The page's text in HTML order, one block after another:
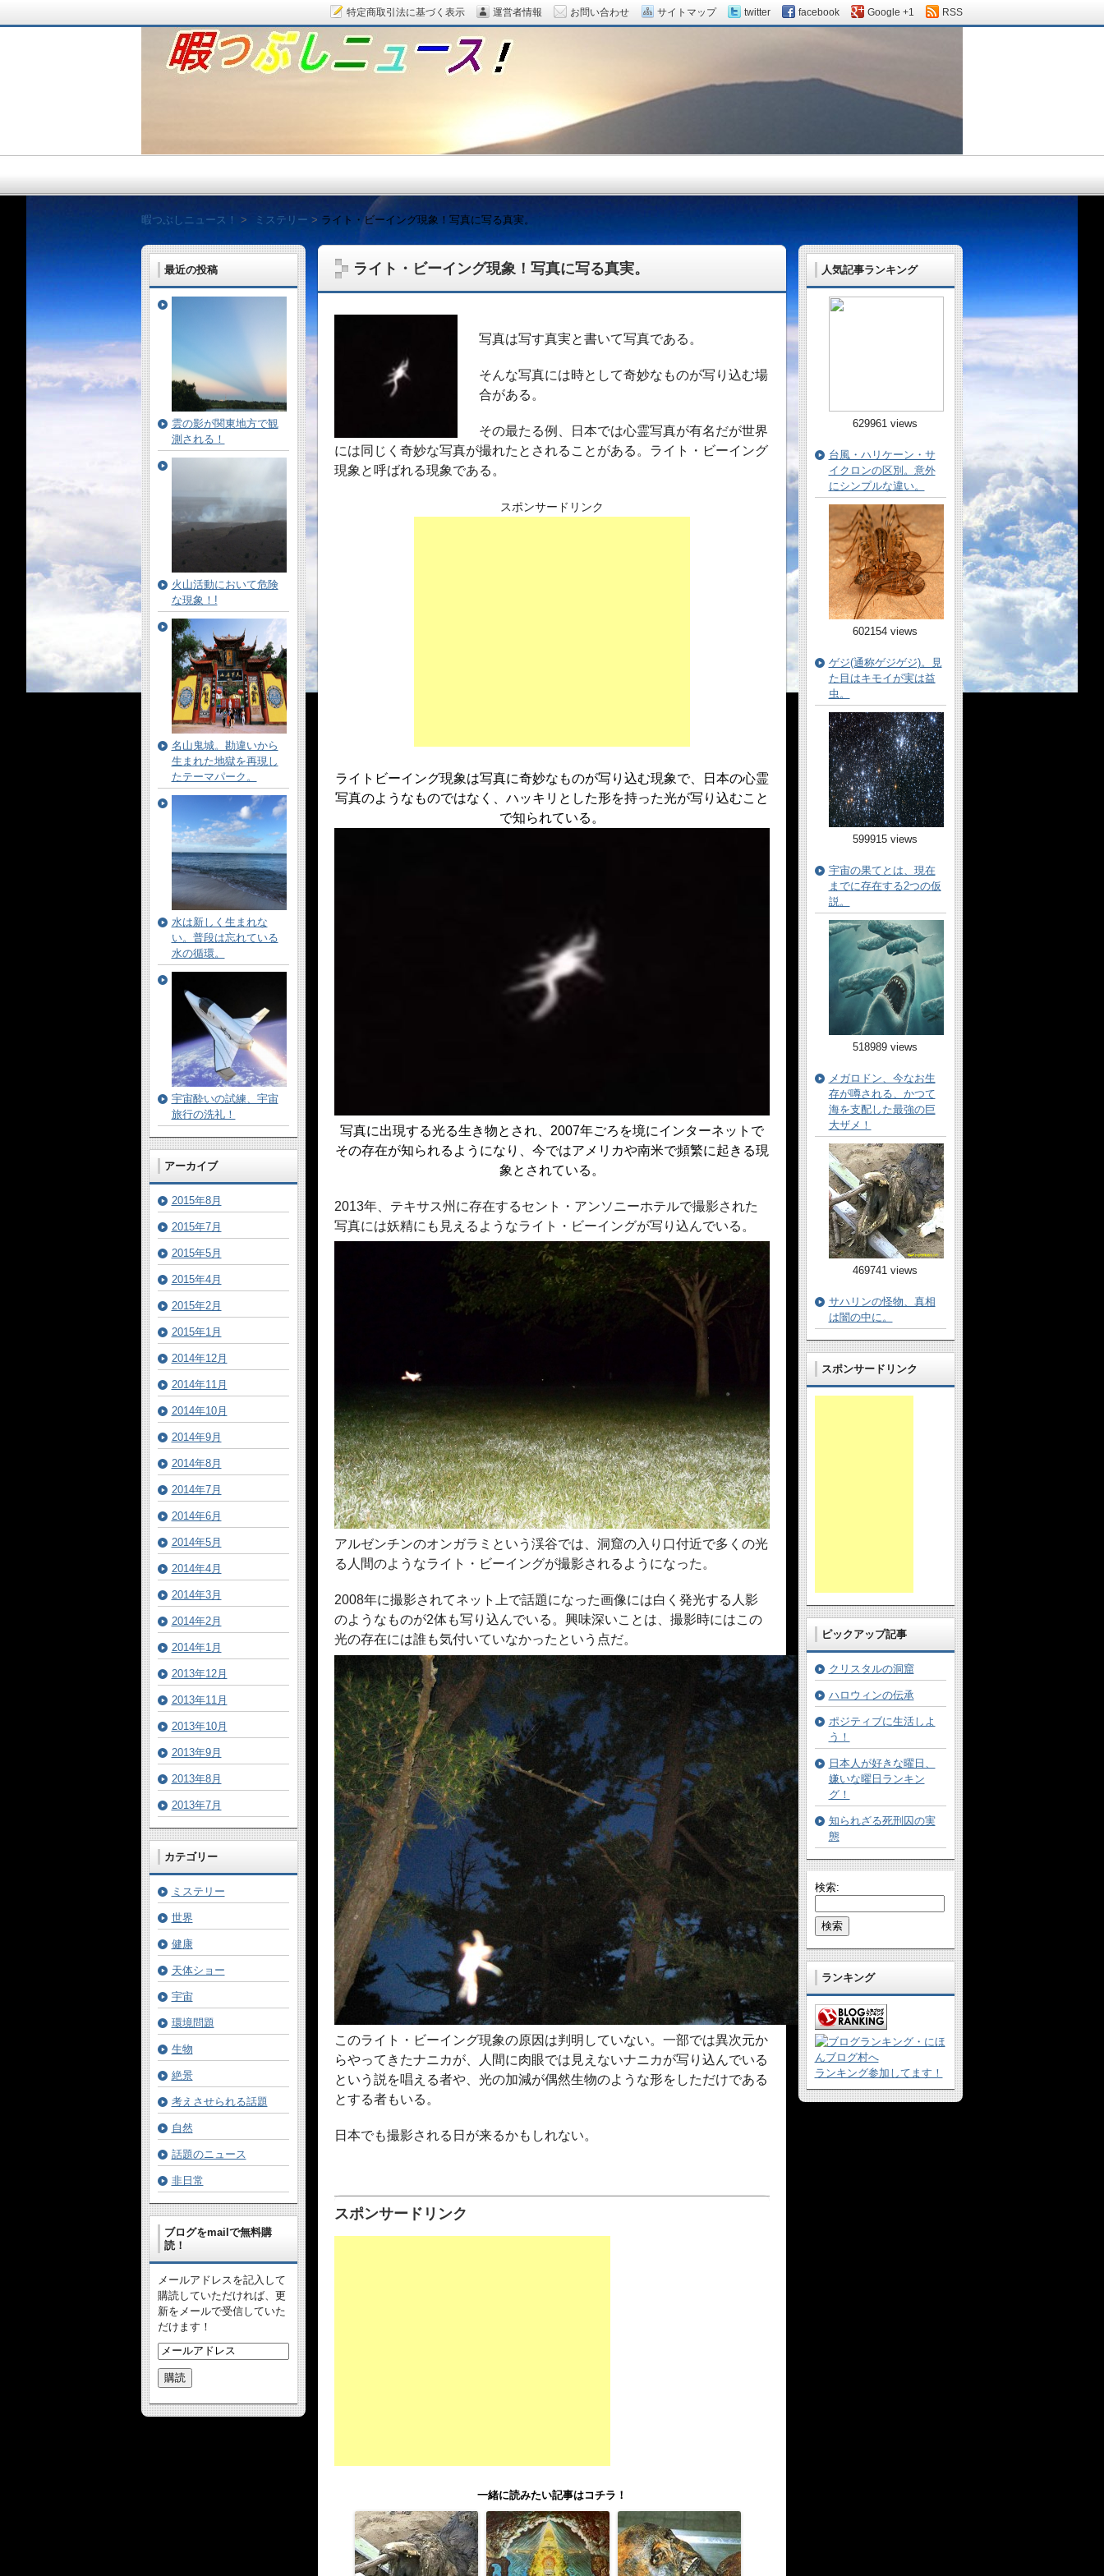
ライト・ビーイング現象！写真に写る真実。
写真は写す真実と書いて写真である。
そんな写真には時として奇妙なものが写り込む場
合がある。
その最たる例、日本では心霊写真が有名だが世界
には同じく奇妙な写真が撮れたとされることがある。ライト・ビーイング
現象と呼ばれる現象である。
スポンサードリンク
ライトビーイング現象は写真に奇妙なものが写り込む現象で、日本の心霊
写真のようなものではなく、ハッキリとした形を持った光が写り込むこと
で知られている。
写真に出現する光る生き物とされ、2007年ごろを境にインターネットで
その存在が知られるようになり、今ではアメリカや南米で頻繁に起きる現
象とされている。
2013年、テキサス州に存在するセント・アンソニーホテルで撮影された
写真には妖精にも見えるようなライト・ビーイングが写り込んでいる。
アルゼンチンのオンガラミという渓谷では、洞窟の入り口付近で多くの光
る人間のようなライト・ビーイングが撮影されるようになった。
2008年に撮影されてネット上で話題になった画像には白く発光する人影
のようなものが2体も写り込んでいる。興味深いことは、撮影時にはこの
光の存在には誰も気付いていなかったという点だ。
このライト・ビーイング現象の原因は判明していない。一部では異次元か
らやってきたナニカが、人間に肉眼では見えないナニカが写り込んでいる
という説を唱える者や、光の加減が偶然生物のような形をしただけである
とする者もいる。
日本でも撮影される日が来るかもしれない。
スポンサードリンク
一緒に読みたい記事はコチラ！
最近の投稿
雲の影が関東地方で観
測される！
火山活動において危険
な現象！!
名山鬼城。勘違いから
生まれた地獄を再現し
たテーマパーク。
水は新しく生まれな
い。普段は忘れている
水の循環。
宇宙酔いの試練、宇宙
旅行の洗礼！
アーカイブ
2015年8月
2015年7月
2015年5月
2015年4月
2015年2月
2015年1月
2014年12月
2014年11月
2014年10月
2014年9月
2014年8月
2014年7月
2014年6月
2014年5月
2014年4月
2014年3月
2014年2月
2014年1月
2013年12月
2013年11月
2013年10月
2013年9月
2013年8月
2013年7月
カテゴリー
ミステリー
世界
健康
天体ショー
宇宙
環境問題
生物
絶景
考えさせられる話題
自然
話題のニュース
非日常
ブログをmailで無料購
読！
メールアドレスを記入して
購読していただければ、更
新をメールで受信していた
だけます！
人気記事ランキング
629961 views
台風・ハリケーン・サ
イクロンの区別。意外
にシンプルな違い。
602154 views
ゲジ(通称ゲジゲジ)。見
た目はキモイが実は益
虫。
599915 views
宇宙の果てとは、現在
までに存在する2つの仮
説。
518989 views
メガロドン、今なお生
存が噂される、かつて
海を支配した最強の巨
大ザメ！
469741 views
サハリンの怪物、真相
は闇の中に。
スポンサードリンク
ピックアップ記事
クリスタルの洞窟
ハロウィンの伝承
ポジティブに生活しよ
う！
日本人が好きな曜日、
嫌いな曜日ランキン
グ！
知られざる死刑囚の実
態
検索:
ランキング
ランキング参加してます！
暇つぶしニュース！ ミステリー ライト・ビーイング現象！写真に写る真実。
暇つぶしニュース！
毎日面白い話題をピックアップ！
特定商取引法に基づく表示 運営者情報 お問い合わせ サイトマップ twitter facebook Google +1 RSS